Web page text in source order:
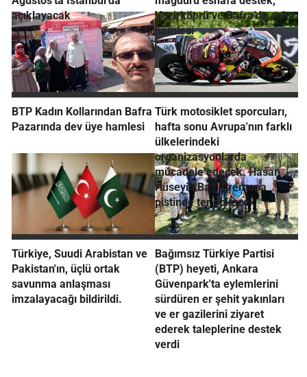
açıklayacak
Vezirköprü ve Bafra’da saha
hamlesi
BTP Kadın Kollarından Bafra
Pazarında dev üye hamlesi
Türk motosiklet sporcuları,
hafta sonu Avrupa'nın farklı
ülkelerindeki
organizasyonlarda
mücadele edecek. Hasan
Hüseyin Baş, Cremona
pistinde ter dökecek
Türkiye, Suudi Arabistan ve
Pakistan'ın, üçlü ortak
savunma anlaşması
imzalayacağı bildirildi.
Bağımsız Türkiye Partisi
(BTP) heyeti, Ankara
Güvenpark'ta eylemlerini
sürdüren er şehit yakınları
ve er gazilerini ziyaret
ederek taleplerine destek
verdi